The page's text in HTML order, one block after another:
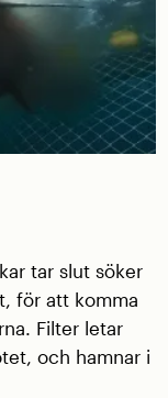
tar slut söker
för att komma
Filter letar
och hamnar i